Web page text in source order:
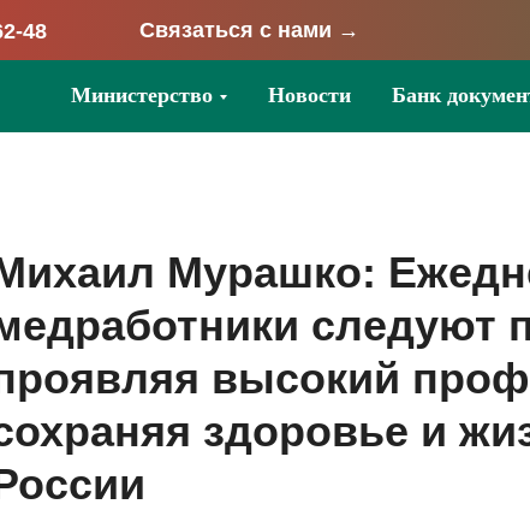
48 Связаться с нами →
Министерство Новости Банк
Мурашко:
следуют
высокий
здоровье и